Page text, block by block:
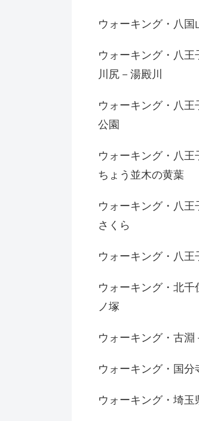
ウォーキング・八国
ウォーキング・八王
川尻－湯殿川
ウォーキング・八王
公園
ウォーキング・八王
ちょう並木の黄葉
ウォーキング・八
さくら
ウォーキング・八王
ウォーキング・北
ノ塚
ウォーキング・古淵
ウォーキング・国分
ウォーキング・埼玉